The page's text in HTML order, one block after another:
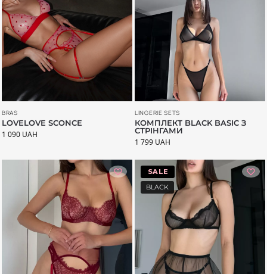
BRAS
LOVELOVE SCONCE
1 090 UAH
LINGERIE SETS
КОМПЛЕКТ BLACK BASIC З
СТРІНГАМИ
1 799 UAH
-33%
BLACK